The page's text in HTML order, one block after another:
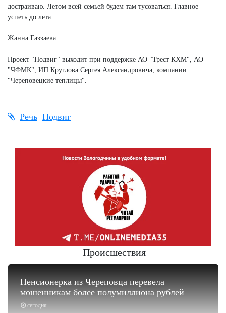
достраиваю. Летом всей семьей будем там тусоваться. Главное —
успеть до лета.
Жанна Газзаева
Проект "Подвиг" выходит при поддержке АО "Трест КХМ", АО
"ЧФМК", ИП Круглова Сергея Александровича, компании
"Череповецкие теплицы".
Речь Подвиг
Происшествия
сегодня
Пенсионерка из Череповца перевела
мошенникам более полумиллиона рублей